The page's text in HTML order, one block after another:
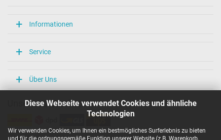
Diese Webseite verwendet Cookies und ähnliche
Technologien
Wir verwenden Cookies, um Ihnen ein bestmögliches Surferlebnis zu bieten
und für die ordnungsgemäße Funktion unserer Website (z.B. Warenkorb,
Informationen
Service
Über Uns
Unsere Versandarten